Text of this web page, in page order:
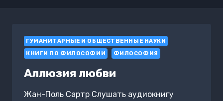
ГУМАНИТАРНЫЕ И ОБЩЕСТВЕННЫЕ НАУКИ
КНИГИ ПО ФИЛОСОФИИ
ФИЛОСОФИЯ
Аллюзия любви
Жан-Поль Сартр Слушать аудиокнигу